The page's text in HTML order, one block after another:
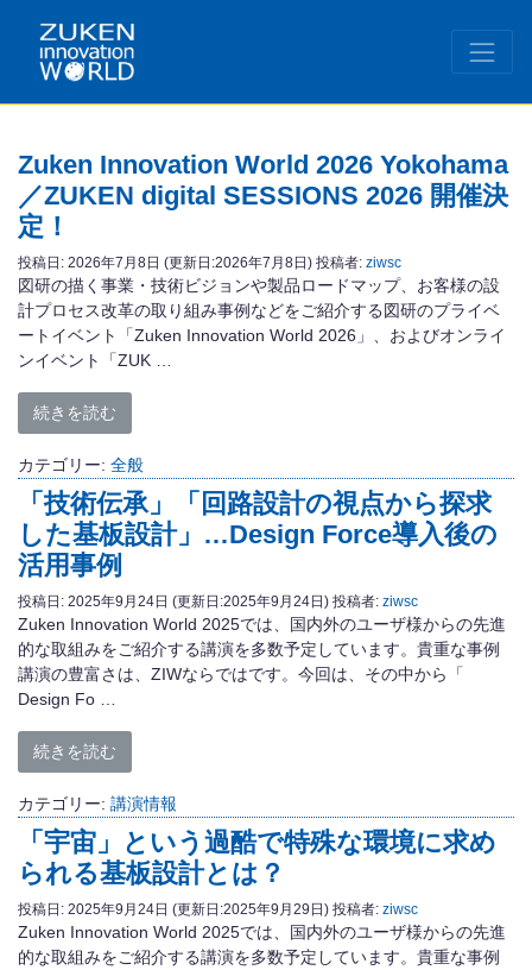
Zuken Innovation World 2026 Yokohama
／ZUKEN digital SESSIONS 2026 開催決
定！
投稿日: 2026年7月8日 (更新日:2026年7月8日) 投稿者: ziwsc
図研の描く事業・技術ビジョンや製品ロードマップ、お客様の設
計プロセス改革の取り組み事例などをご紹介する図研のプライベ
ートイベント「Zuken Innovation World 2026」、およびオンライ
ンイベント「ZUK …
続きを読む
カテゴリー: 全般
「技術伝承」「回路設計の視点から探求
した基板設計」…Design Force導入後の
活用事例
投稿日: 2025年9月24日 (更新日:2025年9月24日) 投稿者: ziwsc
Zuken Innovation World 2025では、国内外のユーザ様からの先進
的な取組みをご紹介する講演を多数予定しています。貴重な事例
講演の豊富さは、ZIWならではです。今回は、その中から「
Design Fo …
続きを読む
カテゴリー: 講演情報
「宇宙」という過酷で特殊な環境に求め
られる基板設計とは？
投稿日: 2025年9月24日 (更新日:2025年9月29日) 投稿者: ziwsc
Zuken Innovation World 2025では、国内外のユーザ様からの先進
的な取組みをご紹介する講演を多数予定しています。貴重な事例